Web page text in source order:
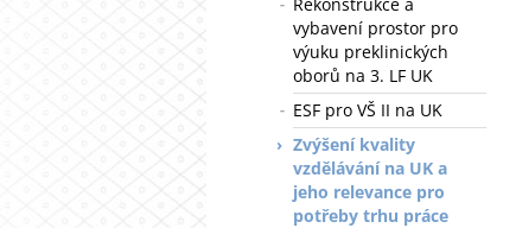
vybavení prostor pro
výuku preklinických
oborů na 3. LF UK
ESF pro VŠ II na UK
Zvýšení kvality
vzdělávání na UK a
jeho relevance pro
potřeby trhu práce